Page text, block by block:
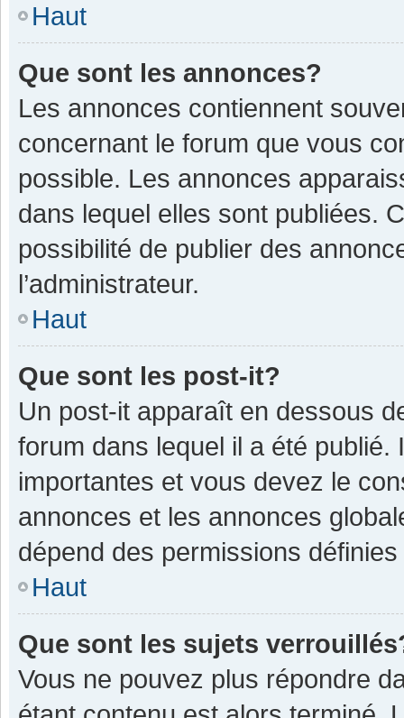
Haut
Que sont les annonces?
Les annonces contiennent
concernant le forum que vous
possible. Les annonces
dans lequel elles sont publiées.
possibilité de publier des
l’administrateur.
Haut
Que sont les post-it?
Un post-it apparaît en dessous
forum dans lequel il a été
importantes et vous devez le
annonces et les annonces
dépend des permissions définies
Haut
Que sont les sujets
Vous ne pouvez plus répondre